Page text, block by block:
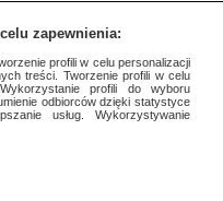
zapewnienia:
profili w celu personalizacji
treści. Tworzenie profili w celu
profili do wyboru
odbiorców dzięki statystyce
usług. Wykorzystywanie